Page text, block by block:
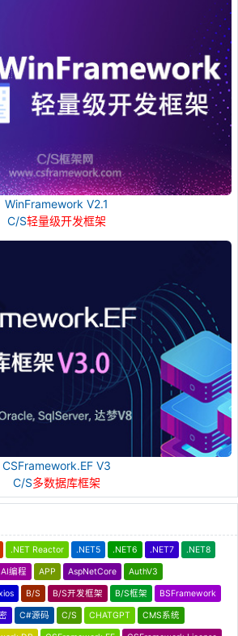
WinFramework V2.1
C/S轻量级开发框架
CSFramework.EF V3
C/S多数据库框架
.NET Reactor .NET5 .NET6 .NET7 .NET8
AI编程 APP AspNetCore AuthV3
B/S B/S开发框架 B/S框架 BSFramework
C#源码 C/S CHATGPT CMS系统